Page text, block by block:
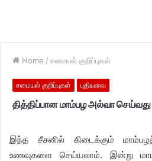
Home / சமையல் குறிப்புகள்
சமையல் குறிப்புகள் புதியவை
தித்திப்பான மாம்பழ அல்வா செய்வது
இந்த சீசனில் கிடைக்கும்
உணவுகளை செய்யலாம். இன்று